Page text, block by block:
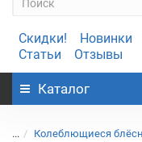
Скидки! Новинки
Статьи
Отзывы
Каталог
... Колеблющиеся